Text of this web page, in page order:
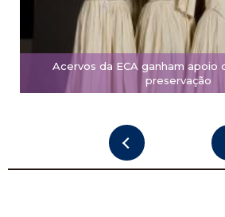
Acervos da ECA ganham apoio
preservação